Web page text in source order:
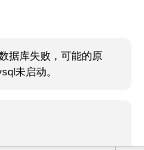
据库失败，可能的原
未启动。